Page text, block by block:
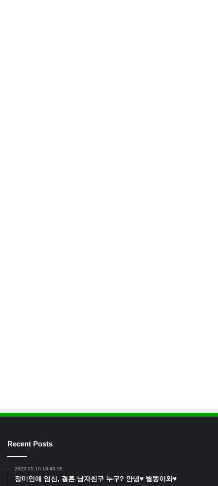
Recent Posts
2022.05.10 18:43:59
장미인애 임신, 결혼 남자친구 누구? 안녕♥ 별똥이와♥